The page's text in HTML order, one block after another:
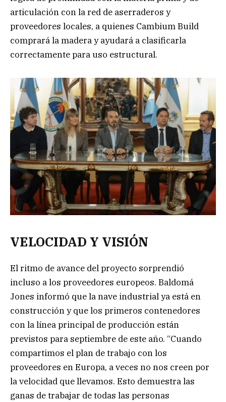
articulación con la red de aserraderos y
proveedores locales, a quienes Cambium Build
comprará la madera y ayudará a clasificarla
correctamente para uso estructural.
VELOCIDAD Y VISIÓN
El ritmo de avance del proyecto sorprendió
incluso a los proveedores europeos. Baldomá
Jones informó que la nave industrial ya está en
construcción y que los primeros contenedores
con la línea principal de producción están
previstos para septiembre de este año. “Cuando
compartimos el plan de trabajo con los
proveedores en Europa, a veces no nos creen por
la velocidad que llevamos. Esto demuestra las
ganas de trabajar de todas las personas